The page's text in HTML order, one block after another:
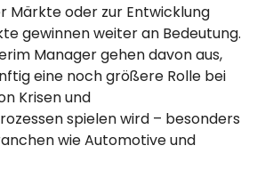
Märkte oder zur Entwicklung
gewinnen weiter an Bedeutung.
Manager gehen davon aus,
eine noch größere Rolle bei
Krisen und
spielen wird – besonders
wie Automotive und